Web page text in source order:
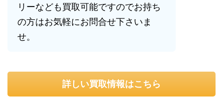
リーなども買取可能ですのでお持ち
の方はお気軽にお問合せ下さいま
せ。
詳しい買取情報はこちら